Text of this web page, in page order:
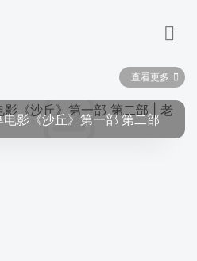
查看更多
电影《沙丘》第一部 第二部